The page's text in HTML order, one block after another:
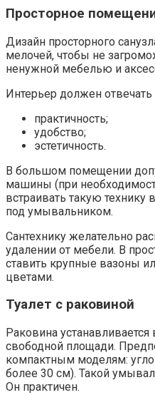
Просторное
Дизайн просторного
мелочей, чтобы не
ненужной мебелью и
Интерьер должен
практичность;
удобство;
эстетичность.
В большом помещении
машины (при
встраивать такую
под умывальником.
Сантехнику желательно
удалении от мебели. В
ставить крупные вазоны
цветами.
Туалет с раковиной
Раковина
свободной площади.
компактным моделям:
более 30 см). Такой
Он практичен.